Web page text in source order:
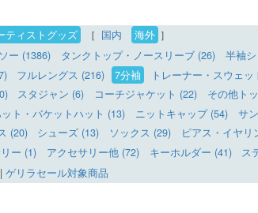
ティストグッズ ［ 国内 海外 ］
ー (1386) タンクトップ・ノースリーブ (26) 半袖
フルレングス (216) 7分袖 トレーナー・スウェッ
スタジャン (6) コーチジャケット (22) その他ト
ト・バケットハット (13) ニットキャップ (54) サ
(20) シューズ (13) ソックス (29) ピアス・イヤリ
ー (1) アクセサリー他 (72) キーホルダー (41) ス
| ゲリラセール対象商品